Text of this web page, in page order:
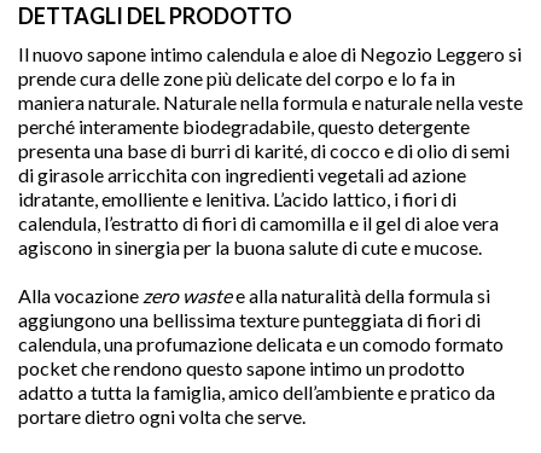

DETTAGLI DEL PRODOTTO
Il nuovo sapone intimo calendula e aloe di Negozio Leggero si
prende cura delle zone più delicate del corpo e lo fa in
maniera naturale. Naturale nella formula e naturale nella veste
perché interamente biodegradabile, questo detergente
presenta una base di burri di karité, di cocco e di olio di semi
di girasole arricchita con ingredienti vegetali ad azione
idratante, emolliente e lenitiva. L’acido lattico, i fiori di
calendula, l’estratto di fiori di camomilla e il gel di aloe vera
agiscono in sinergia per la buona salute di cute e mucose.
Alla vocazione zero wastee alla naturalità della formula si
aggiungono una bellissima texture punteggiata di fiori di
calendula, una profumazione delicata e un comodo formato
pocket che rendono questo sapone intimo un prodotto
adatto a tutta la famiglia, amico dell’ambiente e pratico da
portare dietro ogni volta che serve.